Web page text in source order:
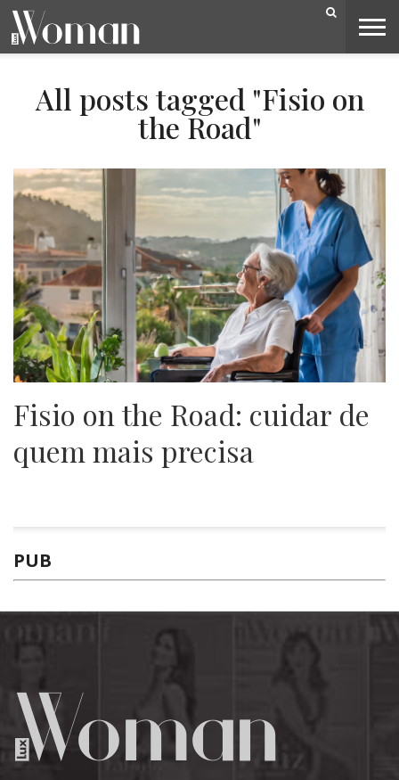
BELEZA
CAPA
LIFESTYLE
MODA
OPINIÃO
PESSOAS
SOCIEDADE
VIDEOS
All posts tagged "Fisio on
the Road"
Fisio on the Road: cuidar de
quem mais precisa
PUB